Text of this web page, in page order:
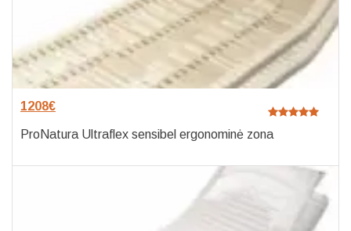
1208€
ProNatura Ultraflex sensibel ergonominė zona